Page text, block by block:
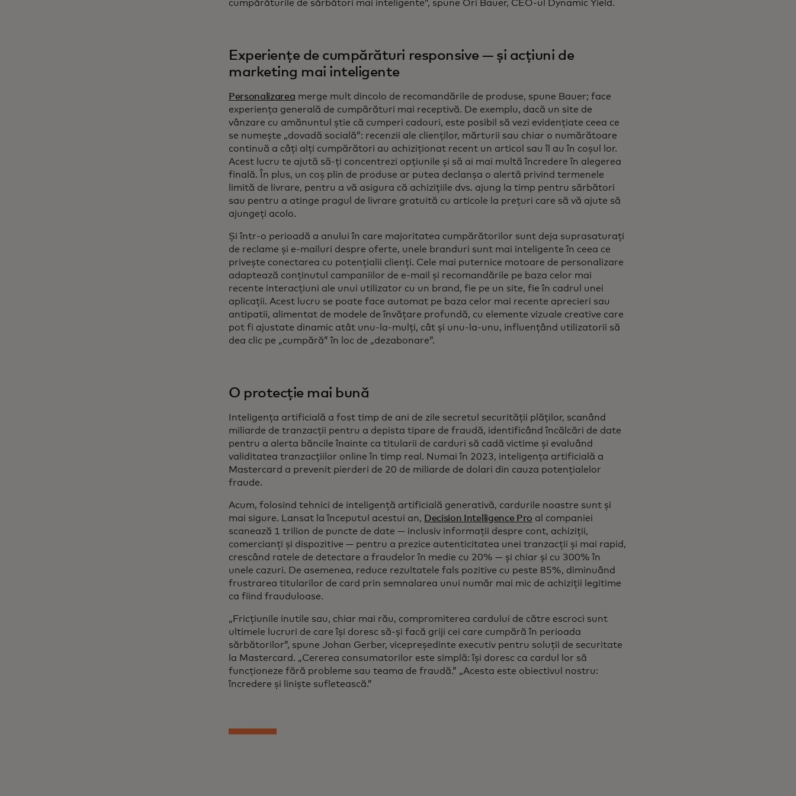
cumpărăturile de sărbători mai inteligente”, spune Ori Bauer, CEO-ul Dynamic Yield.
Experiențe de cumpărături responsive — și acțiuni de
marketing mai inteligente
Personalizarea merge mult dincolo de recomandările de produse, spune Bauer; face
experiența generală de cumpărături mai receptivă. De exemplu, dacă un site de
vânzare cu amănuntul știe că cumperi cadouri, este posibil să vezi evidențiate ceea ce
se numește „dovadă socială”: recenzii ale clienților, mărturii sau chiar o numărătoare
continuă a câți alți cumpărători au achiziționat recent un articol sau îl au în coșul lor.
Acest lucru te ajută să-ți concentrezi opțiunile și să ai mai multă încredere în alegerea
finală. În plus, un coș plin de produse ar putea declanșa o alertă privind termenele
limită de livrare, pentru a vă asigura că achizițiile dvs. ajung la timp pentru sărbători
sau pentru a atinge pragul de livrare gratuită cu articole la prețuri care să vă ajute să
ajungeți acolo.
Și într-o perioadă a anului în care majoritatea cumpărătorilor sunt deja suprasaturați
de reclame și e-mailuri despre oferte, unele branduri sunt mai inteligente în ceea ce
privește conectarea cu potențialii clienți. Cele mai puternice motoare de personalizare
adaptează conținutul campaniilor de e-mail și recomandările pe baza celor mai
recente interacțiuni ale unui utilizator cu un brand, fie pe un site, fie în cadrul unei
aplicații. Acest lucru se poate face automat pe baza celor mai recente aprecieri sau
antipatii, alimentat de modele de învățare profundă, cu elemente vizuale creative care
pot fi ajustate dinamic atât unu-la-mulți, cât și unu-la-unu, influențând utilizatorii să
dea clic pe „cumpără” în loc de „dezabonare”.
O protecție mai bună
Inteligența artificială a fost timp de ani de zile secretul securității plăților, scanând
miliarde de tranzacții pentru a depista tipare de fraudă, identificând încălcări de date
pentru a alerta băncile înainte ca titularii de carduri să cadă victime și evaluând
validitatea tranzacțiilor online în timp real. Numai în 2023, inteligența artificială a
Mastercard a prevenit pierderi de 20 de miliarde de dolari din cauza potențialelor
fraude.
Acum, folosind tehnici de inteligență artificială generativă, cardurile noastre sunt și
mai sigure. Lansat la începutul acestui an, Decision Intelligence Pro al companiei
scanează 1 trilion de puncte de date — inclusiv informații despre cont, achiziții,
comercianți și dispozitive — pentru a prezice autenticitatea unei tranzacții și mai rapid,
crescând ratele de detectare a fraudelor în medie cu 20% — și chiar și cu 300% în
unele cazuri. De asemenea, reduce rezultatele fals pozitive cu peste 85%, diminuând
frustrarea titularilor de card prin semnalarea unui număr mai mic de achiziții legitime
ca fiind frauduloase.
„Fricțiunile inutile sau, chiar mai rău, compromiterea cardului de către escroci sunt
ultimele lucruri de care își doresc să-și facă griji cei care cumpără în perioada
sărbătorilor”, spune Johan Gerber, vicepreședinte executiv pentru soluții de securitate
la Mastercard. „Cererea consumatorilor este simplă: își doresc ca cardul lor să
funcționeze fără probleme sau teama de fraudă.” „Acesta este obiectivul nostru:
încredere și liniște sufletească.”